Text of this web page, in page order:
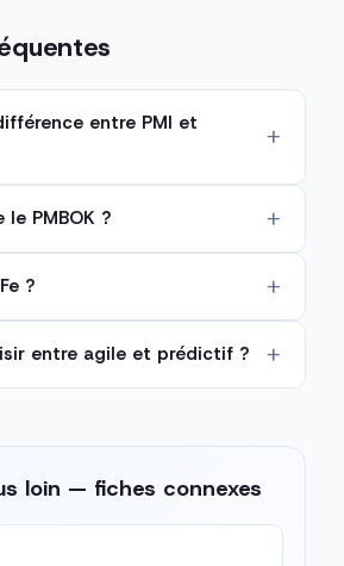
entre PMI et
PMBOK ?
?
entre agile et prédictif ?
loin — fiches connexes